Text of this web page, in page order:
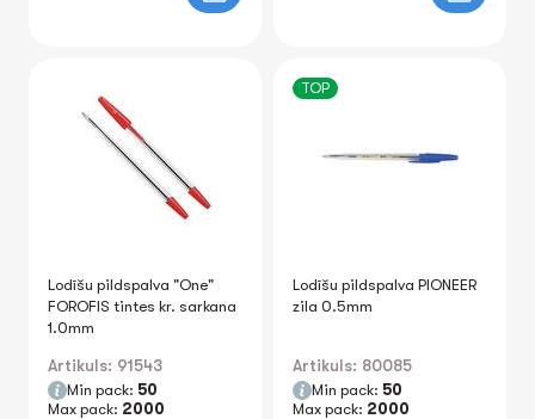
Lodīšu pildspalva "One"
FOROFIS tintes kr. sarkana
1.0mm
Artikuls: 91543
Min pack: 50
Max pack: 2000
TOP
Lodīšu pildspalva PIONEER
zila 0.5mm
Artikuls: 80085
Min pack: 50
Max pack: 2000